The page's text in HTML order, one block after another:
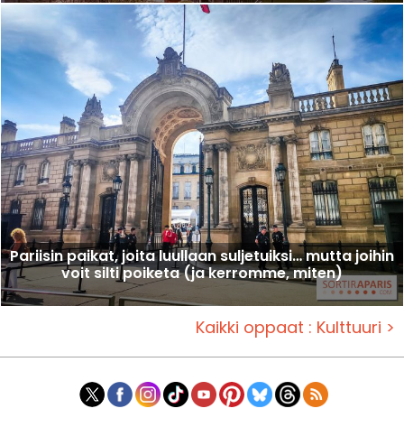
Pariisin paikat, joita luullaan suljetuiksi… mutta joihin
voit silti poiketa (ja kerromme, miten)
Kaikki oppaat : Kulttuuri >